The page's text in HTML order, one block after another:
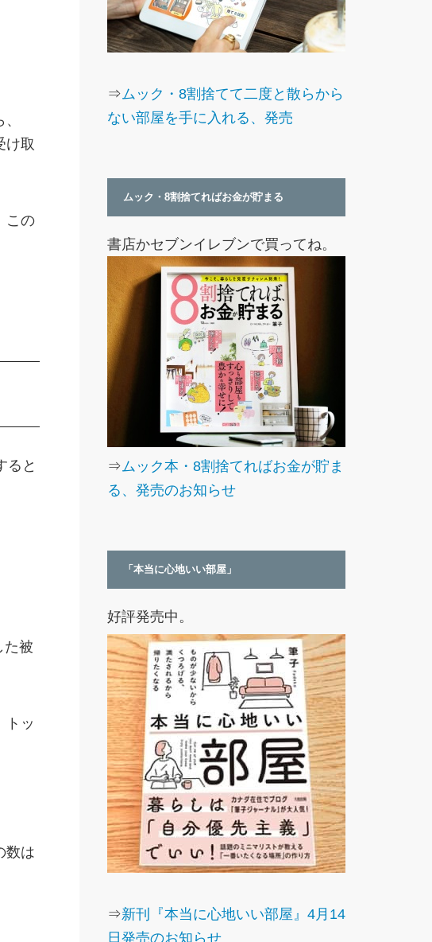
け取
この
ると
た被
トッ
数は
⇒ムック・8割捨てて二度と散らから
ない部屋を手に入れる、発売
ムック・8割捨てればお金が貯まる
書店かセブンイレブンで買ってね。
⇒ムック本・8割捨てればお金が貯ま
る、発売のお知らせ
「本当に心地いい部屋」
好評発売中。
⇒新刊『本当に心地いい部屋』4月14
日発売のお知らせ